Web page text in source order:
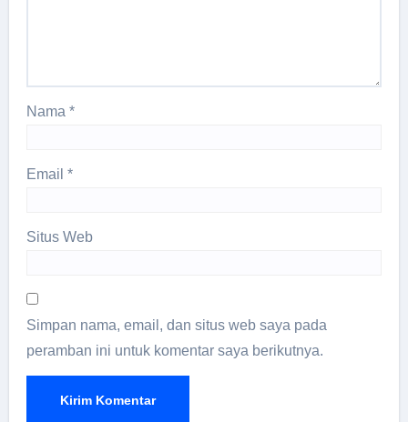
Nama*
Email*
Situs Web
Simpan nama, email, dan situs web saya pada
peramban ini untuk komentar saya berikutnya.